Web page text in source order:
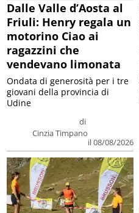
Dalle Valle d’Aosta al
Friuli: Henry regala un
motorino Ciao ai
ragazzini che
vendevano limonata
di
Cinzia Timpano
il 08/08/2026
Ondata di generosità per i tre
giovani della provincia di
Udine